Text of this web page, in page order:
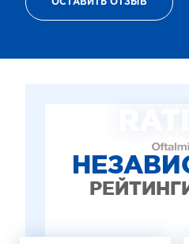
ТЕРАПИЯ САХАРНОГО
ЛЕЧЕНИЕ ЗАБОЛЕВАНИЙ
ЭСТЕТИЧЕСКАЯ ХИРУРГИЯ
ОСТАВИТЬ ОТЗЫВ